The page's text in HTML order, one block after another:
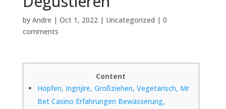
by Andre | Oct 1, 2022| Uncategorized | 0
comments
Content
Hopfen, Ingrijire, Großziehen, Vegetarisch, Mr
Bet Casino Erfahrungen Bewässerung,